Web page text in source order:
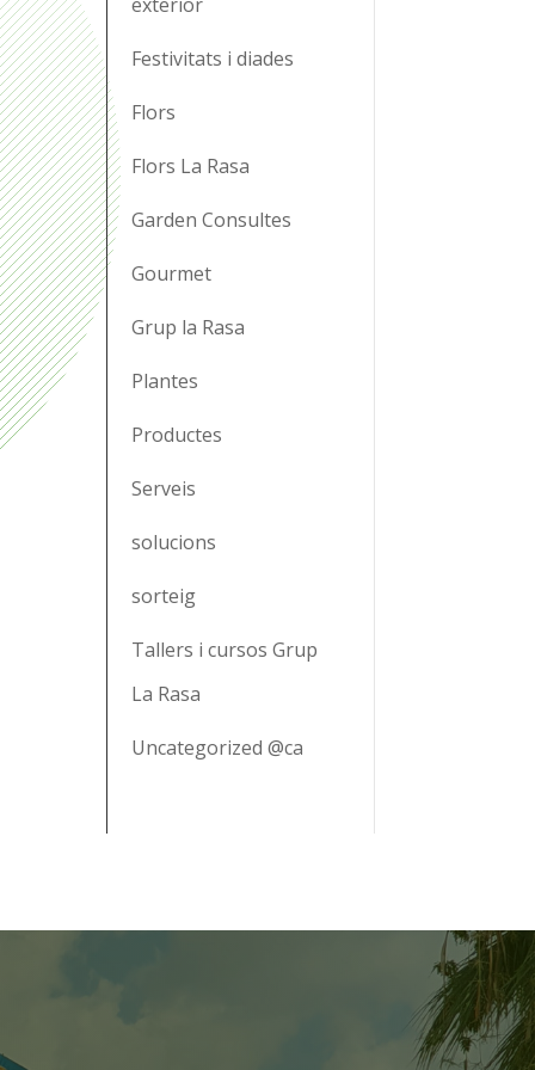
Festivitats i diades
Flors
Flors La Rasa
Garden Consultes
Gourmet
Grup la Rasa
Plantes
Productes
Serveis
solucions
sorteig
Tallers i cursos Grup
La Rasa
Uncategorized @ca